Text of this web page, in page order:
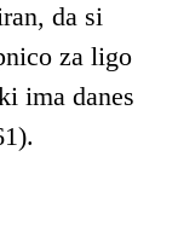
da si
za ligo
ima danes